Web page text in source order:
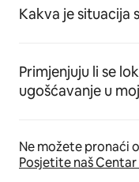
Kakva je situacija
Primjenjuju li se
ugošćavanje u
Ne možete pronaći
Posjetite naš